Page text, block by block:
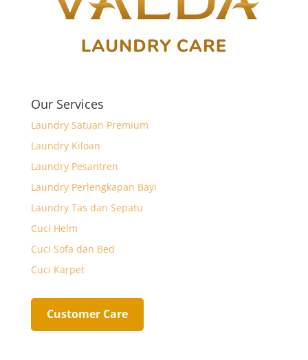
Our Services
Laundry Satuan Premium
Laundry Kiloan
Laundry Pesantren
Laundry Perlengkapan Bayi
Laundry Tas dan Sepatu
Cuci Helm
Cuci Sofa dan Bed
Cuci Karpet
Customer Care